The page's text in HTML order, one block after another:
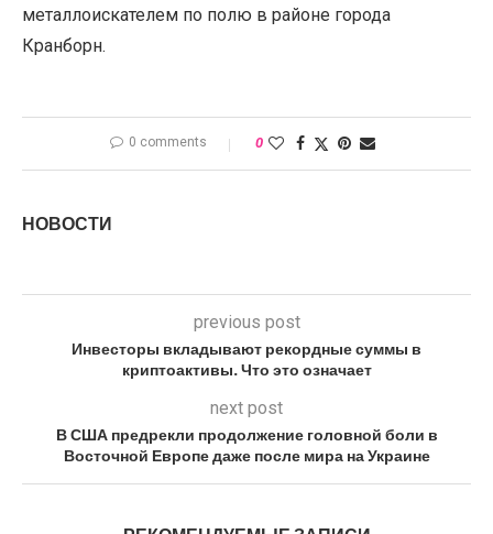
металлоискателем по полю в районе города
Кранборн.
0 comments 0
НОВОСТИ
previous post
Инвесторы вкладывают рекордные суммы в
криптоактивы. Что это означает
next post
В США предрекли продолжение головной боли в
Восточной Европе даже после мира на Украине